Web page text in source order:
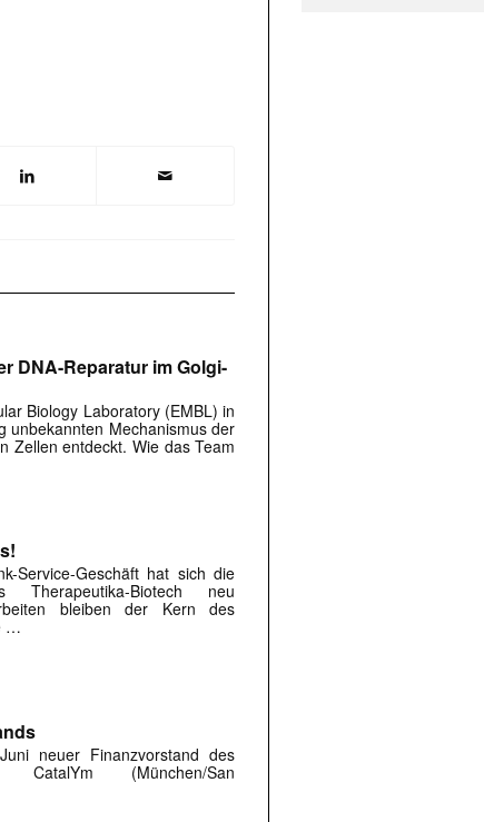
DNA-Reparatur im Golgi-
Biology Laboratory (EMBL) in
unbekannten Mechanismus der
Zellen entdeckt. Wie das Team
Service-Geschäft hat sich die
Therapeutika-Biotech neu
bleiben der Kern des
…
neuer Finanzvorstand des
CatalYm (München/San